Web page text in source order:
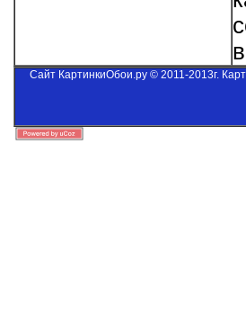
Сайт КартинкиОбои.ру © 2011-2013г.